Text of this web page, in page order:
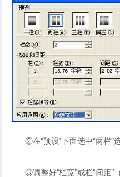
②在“预设”下面选中“两栏”选
③调整好“栏宽”或栏“间距”（